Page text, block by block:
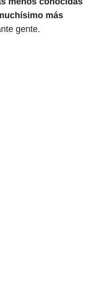
más
gente.